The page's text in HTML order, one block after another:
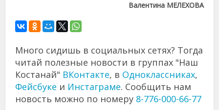
Валентина МЕЛЕХОВА
Много сидишь в социальных сетях? Тогда
читай полезные новости в группах "Наш
Костанай" ВКонтакте, в Одноклассниках,
Фейсбуке и Инстаграме. Сообщить нам
новость можно по номеру 8-776-000-66-77